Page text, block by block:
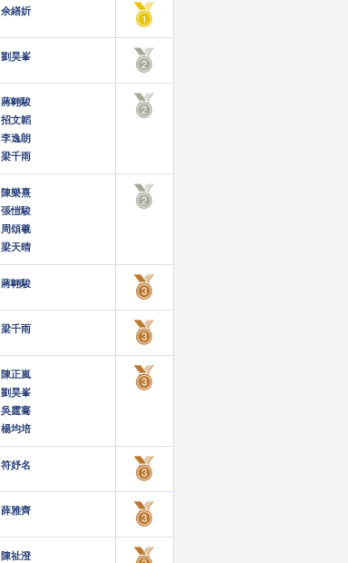
佘繕妡
劉昊峯
蔣翺駿
招文韜
李逸朗
梁千雨
陳樂熹
張愷駿
周頌羲
梁天晴
蔣翺駿
梁千雨
陳正嵐
劉昊峯
吳霆騫
楊均培
符妤名
薛雅齊
陳祉澄